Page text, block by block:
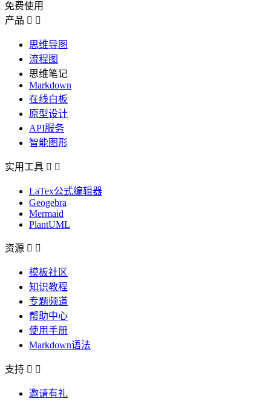
免费使用
产品  
思维导图
流程图
思维笔记
Markdown
在线白板
原型设计
API服务
智能图形
实用工具  
LaTex公式编辑器
Geogebra
Mermaid
PlantUML
资源  
模板社区
知识教程
专题频道
帮助中心
使用手册
Markdown语法
支持  
邀请有礼